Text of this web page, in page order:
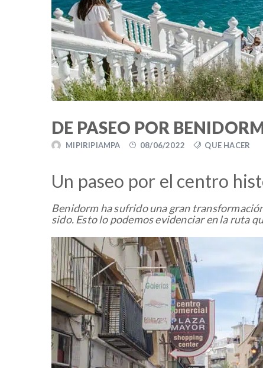
DE PASEO POR
MIPIRIPIAMPA 08/06/2022 QUE HACER
Un paseo por el centro
Benidorm ha sufrido una gran
sido. Esto lo podemos evidenciar en la ruta